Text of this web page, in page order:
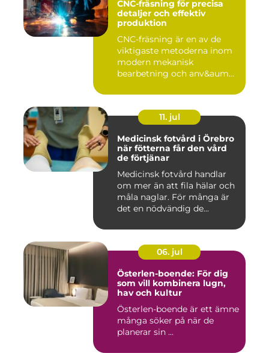
CNC-fräsning för precisa
detaljer och effektiv
produktion
CNC-fräsning är en av de
viktigaste metoderna inom
modern mekanisk
bearbetning och anv&aum...
11. jul
Medicinsk fotvård i Örebro
när fötterna får den vård
de förtjänar
Medicinsk fotvård handlar
om mer än att fila hälar och
måla naglar. För många är
det en nödvändig de...
06. jul
Österlen-boende: För dig
som vill kombinera lugn,
hav och kultur
Österlen-boende är ett ämne
många söker på när de
planerar sin ...